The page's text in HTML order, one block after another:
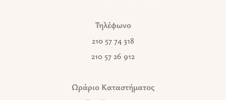
Τηλέφωνο
210 57 74 318
210 57 26 912
Ωράριο Καταστήματος